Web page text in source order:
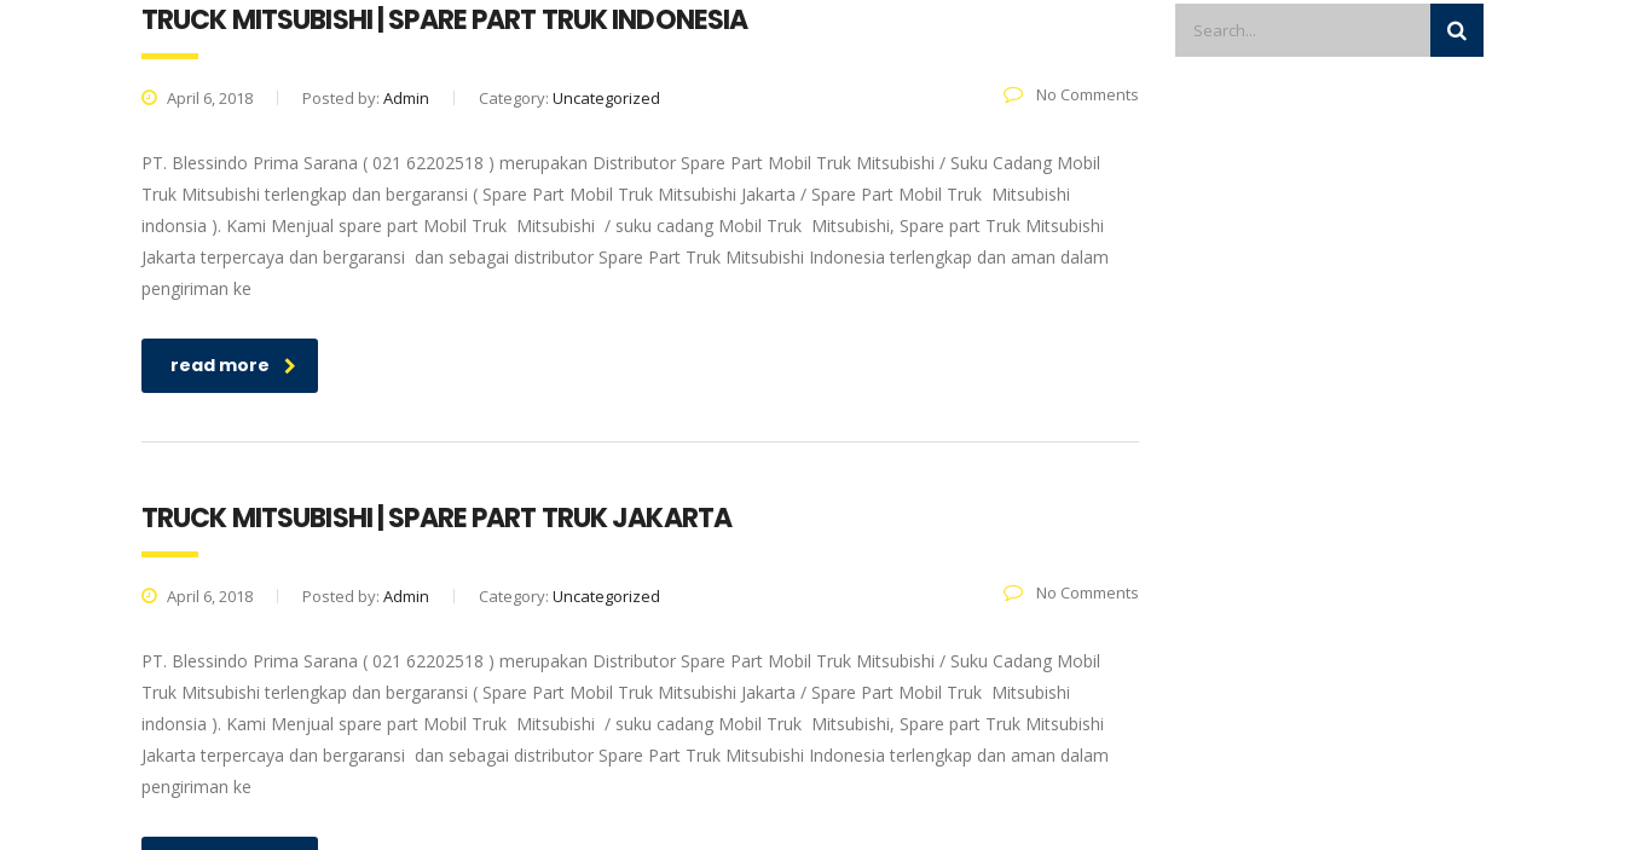
TRUCK MITSUBISHI | SPARE PART TRUK INDONESIA
April 6, 2018 Posted by: Admin Category: Uncategorized No Comments
PT. Blessindo Prima Sarana ( 021 62202518 ) merupakan Distributor Spare Part Mobil Truk Mitsubishi / Suku Cadang Mobil
Truk Mitsubishi terlengkap dan bergaransi ( Spare Part Mobil Truk Mitsubishi Jakarta / Spare Part Mobil Truk Mitsubishi
indonsia ). Kami Menjual spare part Mobil Truk Mitsubishi / suku cadang Mobil Truk Mitsubishi, Spare part Truk Mitsubishi
Jakarta terpercaya dan bergaransi dan sebagai distributor Spare Part Truk Mitsubishi Indonesia terlengkap dan aman dalam
pengiriman ke
read more
TRUCK MITSUBISHI | SPARE PART TRUK JAKARTA
April 6, 2018 Posted by: Admin Category: Uncategorized No Comments
PT. Blessindo Prima Sarana ( 021 62202518 ) merupakan Distributor Spare Part Mobil Truk Mitsubishi / Suku Cadang Mobil
Truk Mitsubishi terlengkap dan bergaransi ( Spare Part Mobil Truk Mitsubishi Jakarta / Spare Part Mobil Truk Mitsubishi
indonsia ). Kami Menjual spare part Mobil Truk Mitsubishi / suku cadang Mobil Truk Mitsubishi, Spare part Truk Mitsubishi
Jakarta terpercaya dan bergaransi dan sebagai distributor Spare Part Truk Mitsubishi Indonesia terlengkap dan aman dalam
pengiriman ke